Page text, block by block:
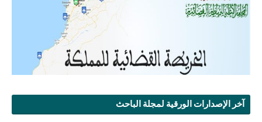
آخر الإصدارات الورقية لمجلة الباحث